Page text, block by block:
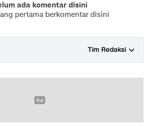
ada komentar disini
pertama berkomentar disini
Tim Redaksi